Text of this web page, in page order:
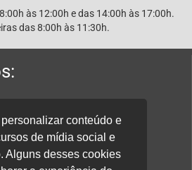
às 12:00h e das 14:00h às 17:00h.
das 8:00h às 11:30h.
Brasília – CEP 89252-220.
conteúdo e
de mídia social e
Alguns desses cookies